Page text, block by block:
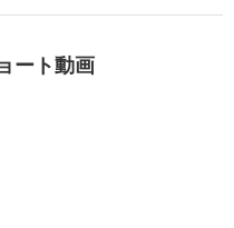
ート動画